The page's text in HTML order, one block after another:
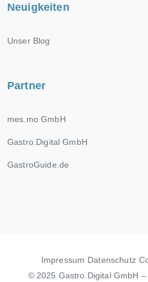
Neuigkeiten
Unser Blog
Partner
mes.mo GmbH
Gastro.Digital GmbH
GastroGuide.de
Impressum Datenschutz
© 2025 Gastro.Digital GmbH